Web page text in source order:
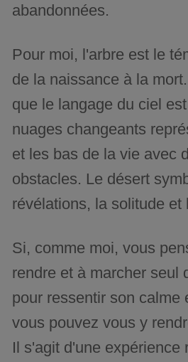
abandonnées.
Pour moi, l'arbre est le
de la naissance à la
que le langage du ciel
nuages changeants
et les bas de la vie avec
obstacles. Le désert
révélations, la solitude et
Si, comme moi, vous
rendre et à marcher seul
pour ressentir son calme
vous pouvez vous y
Il s'agit d'une expérience